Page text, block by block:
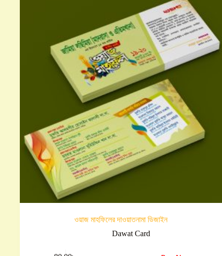
ওয়াজ মাহফিলের দাওয়াতনামা ডিজাইন
Dawat Card